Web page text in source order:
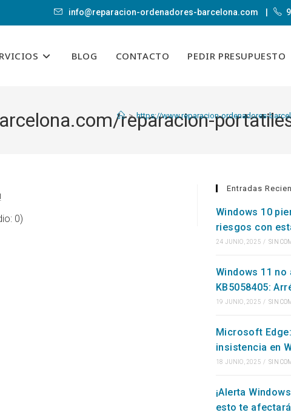
info@reparacion-ordenadores-barcelona.com
BLOG CONTACTO PEDIR PRESUPUESTO
reparacion-
> https://www.reparacion-ordenadores-
0)
Entradas
Windows 10
riesgos con
24 JUNIO, 2025 / SIN
Windows 11 no
KB5058405:
19 JUNIO, 2025 / SIN
Microsoft
insistencia en
18 JUNIO, 2025 / SIN
¡Alerta
esto te afectará